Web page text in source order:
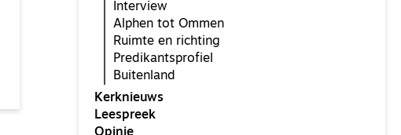
Interview
Alphen tot Ommen
Ruimte en richting
Predikantsprofiel
Buitenland
Kerknieuws
Leespreek